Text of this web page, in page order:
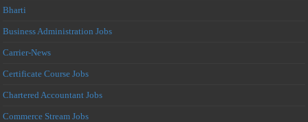
Bharti
Business Administration Jobs
Carrier-News
Certificate Course Jobs
Chartered Accountant Jobs
Commerce Stream Jobs